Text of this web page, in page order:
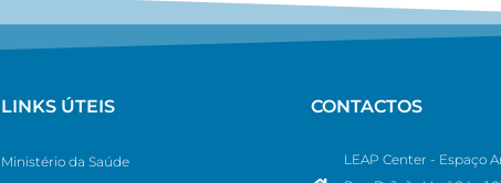
LINKS ÚTEIS
Ministério da Saúde
CONTACTOS
LEAP Center - Espaço